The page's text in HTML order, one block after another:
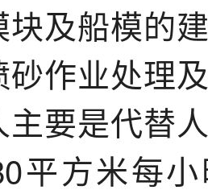
块及船模的
作业处理
主要是代替
平方米每